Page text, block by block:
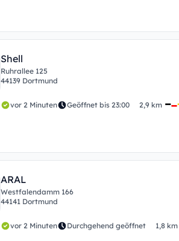
Shell
Ruhrallee 125
44139 Dortmund
vor 2 Minuten Geöffnet bis 23:00 2,9 km
ARAL
Westfalendamm 166
44141 Dortmund
vor 2 Minuten Durchgehend geöffnet 1,8 km